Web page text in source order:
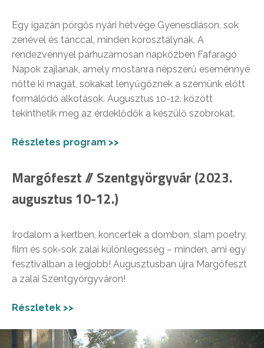
Egy igazán pörgős nyári hétvége Gyenesdiáson, sok
zenével és tánccal, minden korosztálynak. A
rendezvénnyel párhuzamosan napközben Fafaragó
Napok zajlanak, amely mostanra népszerű eseménnyé
nőtte ki magát, sokakat lenyűgöznek a szemünk előtt
formálódó alkotások. Augusztus 10-12. között
tekinthetik meg az érdeklődők a készülő szobrokat.
Részletes program >>
Margófeszt // Szentgyörgyvár (2023.
augusztus 10-12.)
Irodalom a kertben, koncertek a dombon, slam poetry,
film és sok-sok zalai különlegesség – minden, ami egy
fesztiválban a legjobb! Augusztusban újra Margófeszt
a zalai Szentgyörgyváron!
Részletek >>